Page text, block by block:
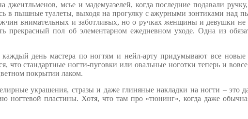
джентльменов, мсье и мадемуазелей, когда последние подавали
в пышные туалеты, выходя на прогулку с ажурными зонтиками над
внимательных и заботливых, но о ручках женщины и девушки
прекрасный пол об элементарном ежедневном уходе. Одна из
день мастера по ногтям и нейл-арту придумывают все новые
стандартные ногти-пуговки или овальные ноготки теперь и
покрытии лаком.
украшения, стразы и даже глиняные накладки на ногти – это
ногтевой пластины. Хотя, что там про «тюнинг», когда даже